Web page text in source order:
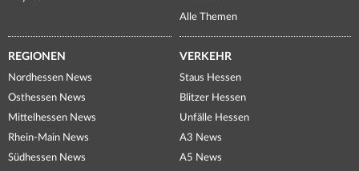
Alle Themen
REGIONEN
Nordhessen News
Osthessen News
Mittelhessen News
Rhein-Main News
Südhessen News
VERKEHR
Staus Hessen
Blitzer Hessen
Unfälle Hessen
A3 News
A5 News